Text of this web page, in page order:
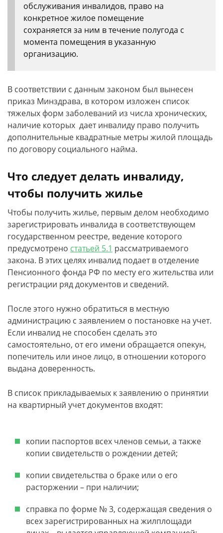
обслуживания инвалидов, право на
конкретное жилое помещение
сохраняется за ним в течение полугода с
момента помещения в указанную
организацию.
В соответствии с данным законом был вынесен
приказ Минздрава, в котором изложен список
тяжелых форм заболеваний из числа хронических,
наличие которых дает инвалиду право получить
дополнительные квадратные метры жилой площадь
по договору социального найма.
Что следует делать инвалиду,
чтобы получить жилье
Чтобы получить жилье, первым делом необходимо
зарегистрировать инвалида в соответствующем
государственном реестре, ведение которого
предусмотрено статьей 5.1 рассматриваемого
закона. В этих целях инвалид подает в отделение
Пенсионного фонда РФ по месту его жительства или
регистрации ряд документов и сведений.
После этого нужно обратиться в местную
администрацию с заявлением о постановке на учет.
Если инвалид не способен сделать это
самостоятельно, от его имени обращается опекун,
попечитель или иное лицо, в отношении которого
выдана доверенность.
В список прикладываемых к заявлению о принятии
на квартирный учет документов входят:
копии паспортов всех членов семьи, а также
копии свидетельств о рождении детей;
копии свидетельства о браке или о его
расторжении – при наличии;
справка по форме № 3, содержащая сведения о
всех зарегистрированных на жилплощади